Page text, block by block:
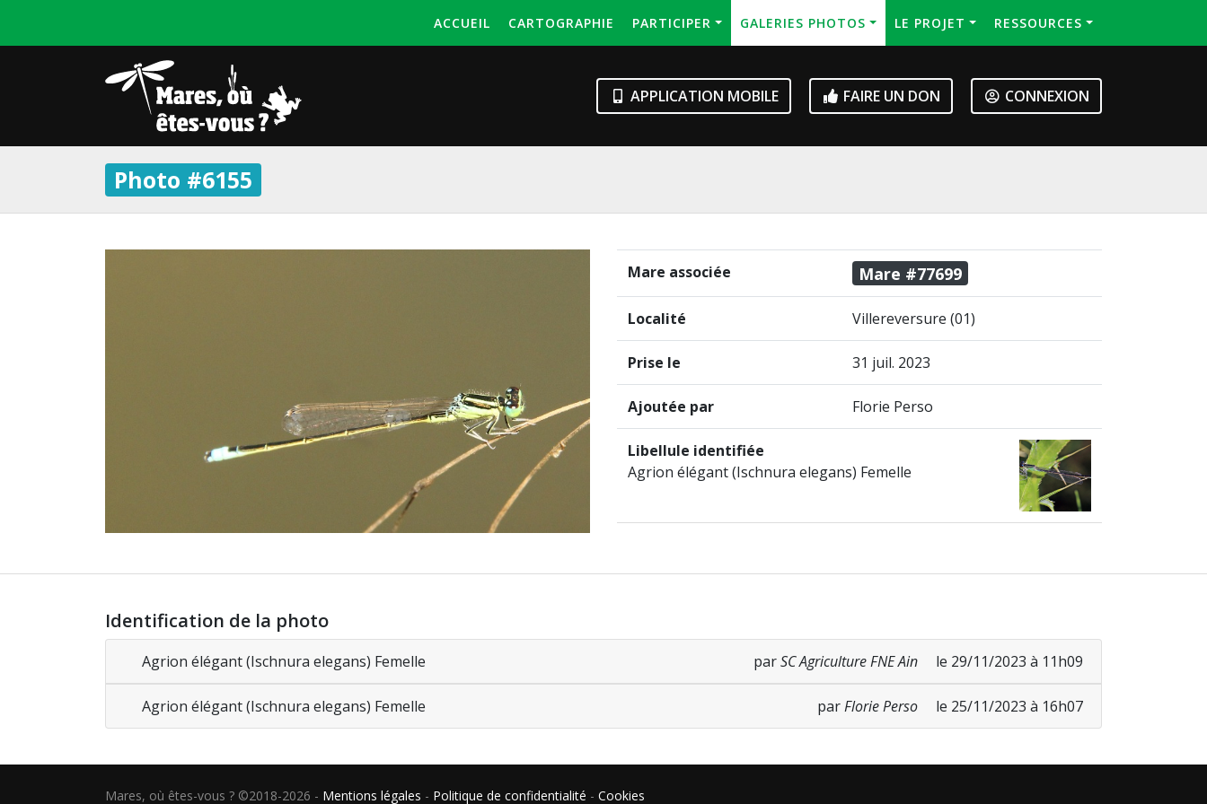
ACCUEIL CARTOGRAPHIE PARTICIPER GALERIES PHOTOS LE PROJET RESSOURCES
APPLICATION MOBILE FAIRE UN DON CONNEXION
Photo #6155
Mare associée Mare #77699
Localité Villereversure (01)
Prise le 31 juil. 2023
Ajoutée par Florie Perso
Libellule identifiée
Agrion élégant (Ischnura elegans) Femelle
Identification de la photo
Agrion élégant (Ischnura elegans) Femelle parSC Agriculture FNE Ain le 29/11/2023 à 11h09
Agrion élégant (Ischnura elegans) Femelle parFlorie Perso le 25/11/2023 à 16h07
Mares, où êtes-vous ? ©2018-2026 - Mentions légales - Politique de confidentialité - Cookies